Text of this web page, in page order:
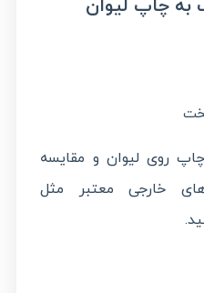
روی لیوان و مقایسه
خارجی معتبر مثل